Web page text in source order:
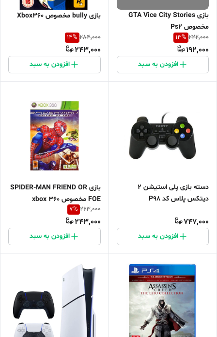
بازی GTA Vice City Stories
مخصوص Ps2
222,000
13%
192,000
افزودن به سبد
بازی bully مخصوص Xbox360
284,000
14%
243,000
افزودن به سبد
دسته بازی پلی استیشن 2
دیتکس پلاس کد P98
747,000
افزودن به سبد
بازی SPIDER-MAN FRIEND OR
FOE مخصوص xbox 360
263,000
7%
243,000
افزودن به سبد